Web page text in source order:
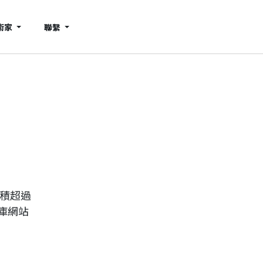
家 聯繫
超過
網站